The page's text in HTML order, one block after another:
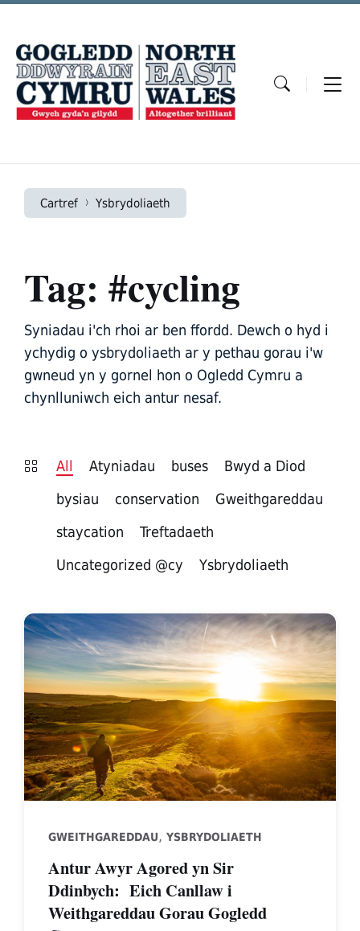
Skip
Skip
navigation
Skip
Cartref Ysbrydoliaeth
Tag: #cycling
Syniadau i'ch rhoi ar ben ffordd. Dewch o hyd i
ychydig o ysbrydoliaeth ar y pethau gorau i'w
gwneud yn y gornel hon o Ogledd Cymru a
chynlluniwch eich antur nesaf.
All Atyniadau buses
Bwyd a Diod
bysiau
conservation
Gweithgareddau
staycation
Treftadaeth
Uncategorized @cy
Ysbrydoliaeth
GWEITHGAREDDAU, YSBRYDOLIAETH
Antur Awyr Agored yn Sir
Ddinbych: Eich Canllaw i
Weithgareddau Gorau Gogledd